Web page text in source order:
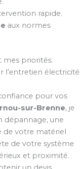
rapide.
aux normes
mes priorités.
l’entretien électricité
pour vos
sur-Brenne, je
dépannage, une
de votre matériel
de votre système
et proximité.